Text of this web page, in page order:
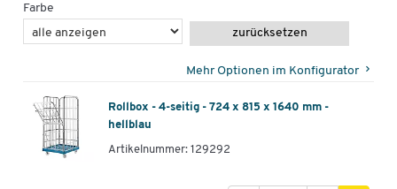
Farbe
zurücksetzen
Mehr Optionen im Konfigurator
Rollbox - 4-seitig - 724 x 815 x 1640 mm -
hellblau
Artikelnummer: 129292